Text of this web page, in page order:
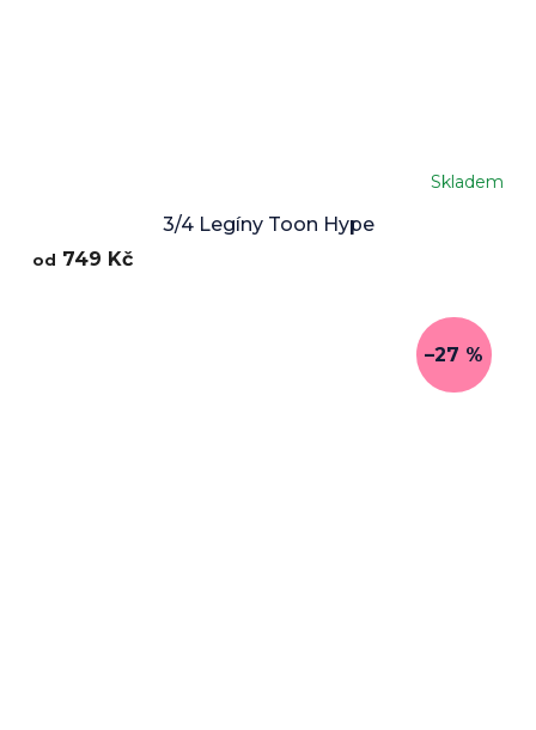
3/4 Legíny Toon Hype
Skladem
od 749 Kč
–27 %